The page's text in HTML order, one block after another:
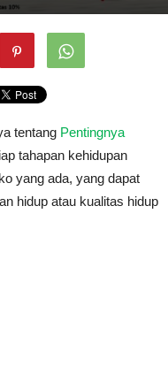
tentang Pentingnya
tahapan kehidupan
yang ada, yang dapat
hidup atau kualitas hidup